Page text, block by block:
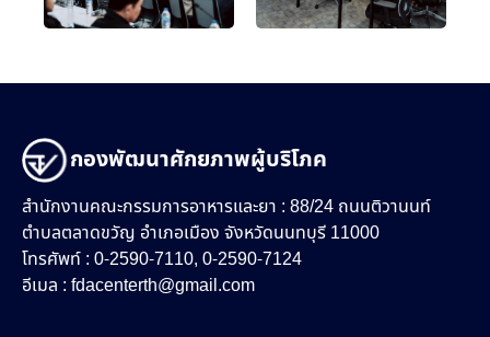
กองพัฒนาศักยภาพผู้บริโภค
สำนักงานคณะกรรมการอาหารและยา : 88/24 ถนนติวานนท์
ตำบลตลาดขวัญ อำเภอเมือง จังหวัดนนทบุรี 11000
โทรศัพท์ : 0-2590-7110, 0-2590-7124
อีเมล : fdacenterth@gmail.com